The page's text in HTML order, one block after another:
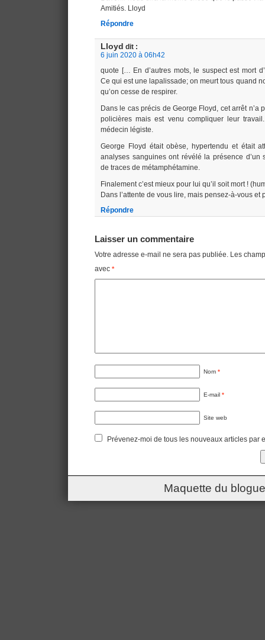
Amitiés. Lloyd
Répondre
Lloyd dit :
6 juin 2020 à 06h42
quote [… En d’autres mots, le suspect est mort
Ce qui est une lapalissade; on meurt tous quand
qu’on cesse de respirer.
Dans le cas précis de George Floyd, cet arrêt n’a
policières mais est venu compliquer leur
médecin légiste.
George Floyd était obèse, hypertendu et était
analyses sanguines ont révélé la présence d’un
de traces de métamphétamine.
Finalement c’est mieux pour lui qu’il soit mort !
Dans l’attente de vous lire, mais pensez-à-vous et
Répondre
Laisser un commentaire
Votre adresse e-mail ne sera pas publiée. Les
avec *
Nom *
E-mail *
Site web
Prévenez-moi de tous les nouveaux articles par
Maquette du